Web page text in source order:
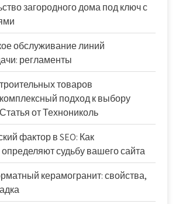
загородного дома под ключ с
обслуживание линий
регламенты
товаров
подход к выбору
от Технониколь
фактор в SEO: Как
судьбу вашего сайта
керамогранит: свойства,